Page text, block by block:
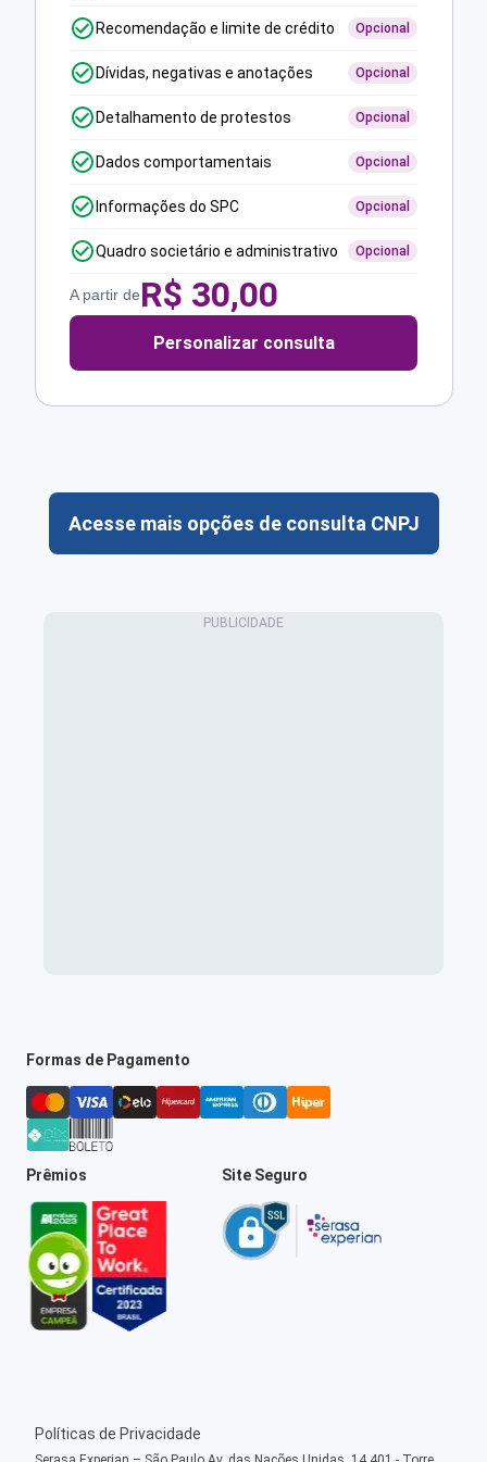
Recomendação e limite de crédito Opcional
Dívidas, negativas e anotações Opcional
Detalhamento de protestos Opcional
Dados comportamentais Opcional
Informações do SPC Opcional
Quadro societário e administrativo Opcional
A partir deR$ 30,00
Personalizar consulta
Acesse mais opções de consulta CNPJ
Formas de Pagamento
Prêmios Site Seguro
Políticas de Privacidade